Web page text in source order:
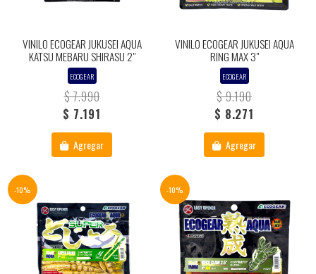
VINILO ECOGEAR JUKUSEI AQUA
KATSU MEBARU SHIRASU 2"
ECOGEAR
$ 7.990
$ 7.191
Agregar
VINILO ECOGEAR JUKUSEI AQUA
RING MAX 3"
ECOGEAR
$ 9.190
$ 8.271
Agregar
-10% -10%